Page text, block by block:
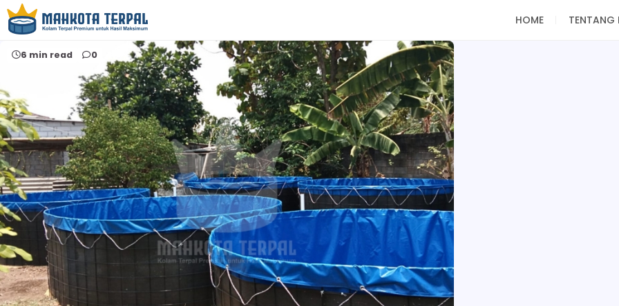
HOME TENTANG
Home terpal kolam rembes
6 min read 0